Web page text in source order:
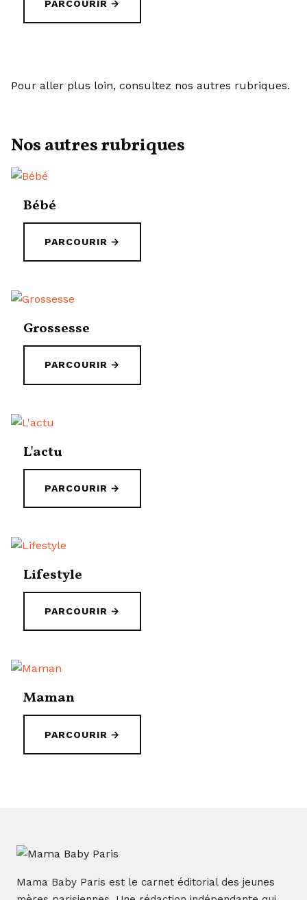
PARCOURIR →
Pour aller plus loin, consultez nos autres rubriques.
Nos autres rubriques
Bébé
PARCOURIR →
Grossesse
PARCOURIR →
L'actu
PARCOURIR →
Lifestyle
PARCOURIR →
Maman
PARCOURIR →
Mama Baby Paris est le carnet éditorial des jeunes